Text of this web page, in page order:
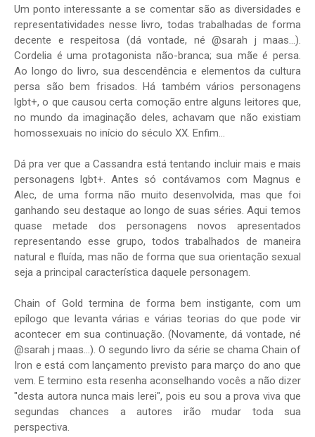
Um ponto interessante a se comentar são as diversidades e
representatividades nesse livro, todas trabalhadas de forma
decente e respeitosa (dá vontade, né @sarah j maas...).
Cordelia é uma protagonista não-branca; sua mãe é persa.
Ao longo do livro, sua descendência e elementos da cultura
persa são bem frisados. Há também vários personagens
lgbt+, o que causou certa comoção entre alguns leitores que,
no mundo da imaginação deles, achavam que não existiam
homossexuais no início do século XX. Enfim...
Dá pra ver que a Cassandra está tentando incluir mais e mais
personagens lgbt+. Antes só contávamos com Magnus e
Alec, de uma forma não muito desenvolvida, mas que foi
ganhando seu destaque ao longo de suas séries. Aqui temos
quase metade dos personagens novos apresentados
representando esse grupo, todos trabalhados de maneira
natural e fluída, mas não de forma que sua orientação sexual
seja a principal característica daquele personagem.
Chain of Gold termina de forma bem instigante, com um
epílogo que levanta várias e várias teorias do que pode vir
acontecer em sua continuação. (Novamente, dá vontade, né
@sarah j maas...). O segundo livro da série se chama Chain of
Iron e está com lançamento previsto para março do ano que
vem. E termino esta resenha aconselhando vocês a não dizer
"desta autora nunca mais lerei", pois eu sou a prova viva que
segundas chances a autores irão mudar toda sua
perspectiva.